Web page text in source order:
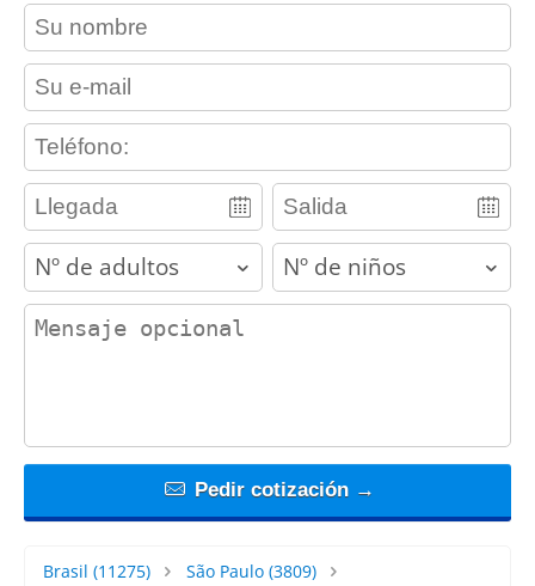
contact_name
contact_email
contact_phone
adults children
contact_message
Pedir cotización →
Brasil (11275) São Paulo(3809)